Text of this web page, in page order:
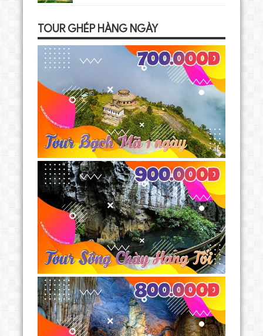
TOUR GHÉP HÀNG NGÀY